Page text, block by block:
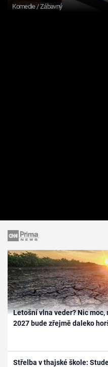
Komedie / Zábavný
Letošní vlna veder? Nic
2027 bude zřejmě daleko
Střelba v thajské škole: